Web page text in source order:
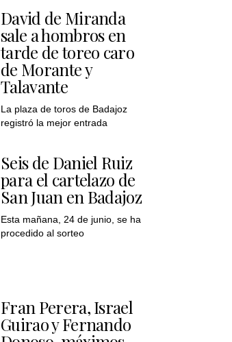
David de Miranda
sale a hombros en
tarde de toreo caro
de Morante y
Talavante
La plaza de toros de Badajoz
registró la mejor entrada
Seis de Daniel Ruiz
para el cartelazo de
San Juan en Badajoz
Esta mañana, 24 de junio, se ha
procedido al sorteo
Fran Perera, Israel
Guirao y Fernando